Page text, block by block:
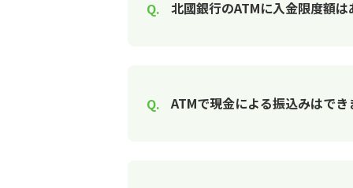
北國銀行のATMに入金限度額は
ATMで現金による振込みはでき